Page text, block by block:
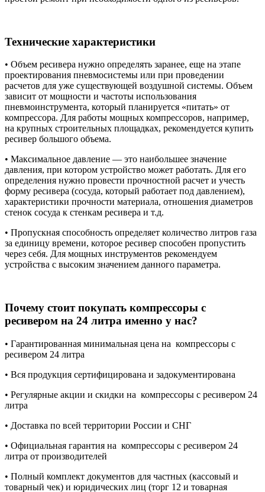
Технические характеристики
• Объем ресивера нужно определять заранее, еще на этапе
проектирования пневмосистемы или при проведении
расчетов для уже существующей воздушной системы. Объем
зависит от мощности и частоты использования
пневмоинструмента, который планируется «питать» от
компрессора. Для работы мощных компрессоров, например,
на крупных строительных площадках, рекомендуется купить
ресивер большого объема.
• Максимальное давление — это наибольшее значение
давления, при котором устройство может работать. Для его
определения нужно провести прочностной расчет и учесть
форму ресивера (сосуда, который работает под давлением),
характеристики прочности материала, отношения диаметров
стенок сосуда к стенкам ресивера и т.д.
• Пропускная способность определяет количество литров газа
за единицу времени, которое ресивер способен пропустить
через себя. Для мощных инструментов рекомендуем
устройства с высоким значением данного параметра.
Почему стоит покупать компрессоры с
ресивером на 24 литра именно у нас?
• Гарантированная минимальная цена на компрессоры с
ресивером 24 литра
• Вся продукция сертифицирована и задокументирована
• Регулярные акции и скидки на компрессоры с ресивером 24
литра
• Доставка по всей территории России и СНГ
• Официальная гарантия на компрессоры с ресивером 24
литра от производителей
• Полный комплект документов для частных (кассовый и
товарный чек) и юридических лиц (торг 12 и товарная